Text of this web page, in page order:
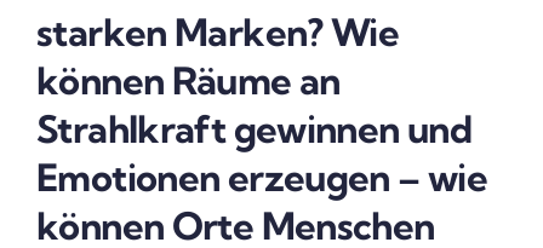
starken Marken? Wie
können Räume an
Strahlkraft gewinnen und
Emotionen erzeugen – wie
können Orte Menschen